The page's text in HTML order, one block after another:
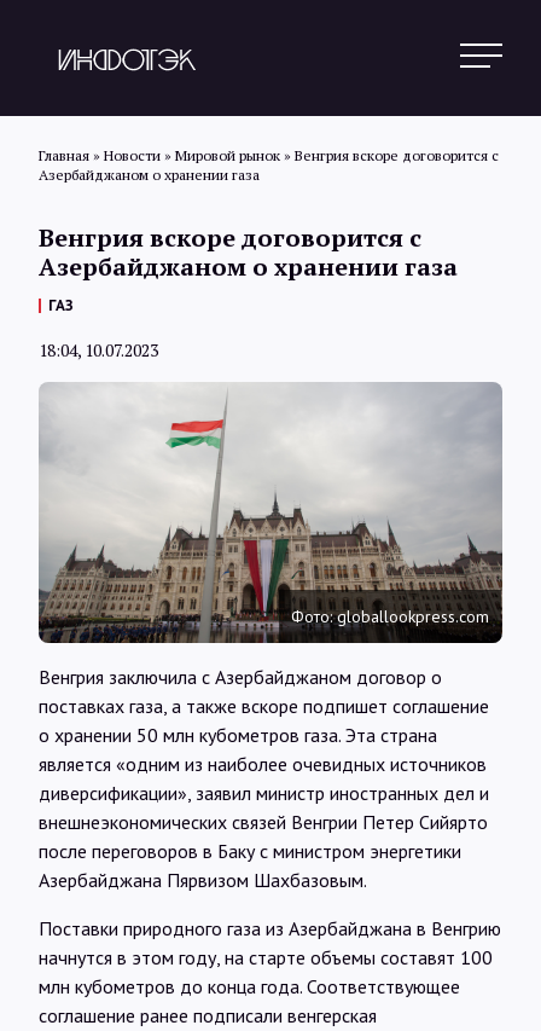
Статьи
Обзоры
Интервью
Карты
О нас
@Infotek_Russia
Главная » Новости » Мировой рынок » Венгрия вскоре договорится с
Азербайджаном о хранении газа
Венгрия вскоре договорится с
Азербайджаном о хранении газа
ГАЗ
18:04, 10.07.2023
Фото: globallookpress.com
Венгрия заключила с Азербайджаном договор о
поставках газа, а также вскоре подпишет соглашение
о хранении 50 млн кубометров газа. Эта страна
является «одним из наиболее очевидных источников
диверсификации», заявил министр иностранных дел и
внешнеэкономических связей Венгрии Петер Сийярто
после переговоров в Баку с министром энергетики
Азербайджана Пярвизом Шахбазовым.
Поставки природного газа из Азербайджана в Венгрию
начнутся в этом году, на старте объемы составят 100
млн кубометров до конца года. Соответствующее
соглашение ранее подписали венгерская